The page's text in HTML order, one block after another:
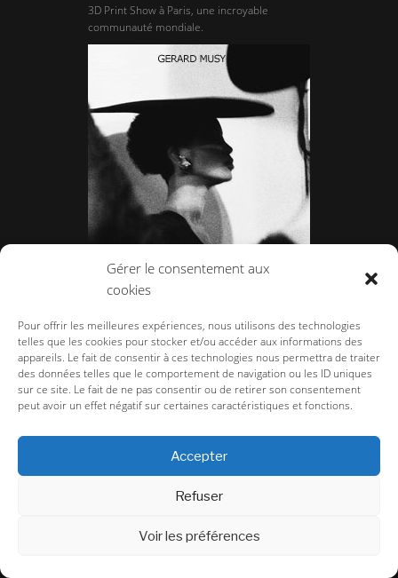
Gérer le consentement aux
cookies
Pour offrir les meilleures expériences, nous utilisons des technologies
telles que les cookies pour stocker et/ou accéder aux informations des
appareils. Le fait de consentir à ces technologies nous permettra de traiter
des données telles que le comportement de navigation ou les ID uniques
sur ce site. Le fait de ne pas consentir ou de retirer son consentement
peut avoir un effet négatif sur certaines caractéristiques et fonctions.
Accepter
Refuser
Voir les préférences
3D Print Show à Paris, une incroyable
communauté mondiale.
Gérard Musy, un œil en backstage dans les